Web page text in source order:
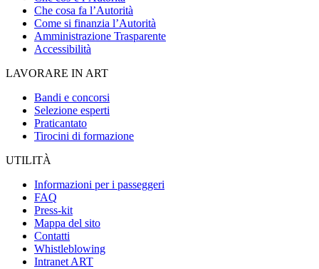
Che cosa fa l’Autorità
Come si finanzia l’Autorità
Amministrazione Trasparente
Accessibilità
LAVORARE IN ART
Bandi e concorsi
Selezione esperti
Praticantato
Tirocini di formazione
UTILITÀ
Informazioni per i passeggeri
FAQ
Press-kit
Mappa del sito
Contatti
Whistleblowing
Intranet ART